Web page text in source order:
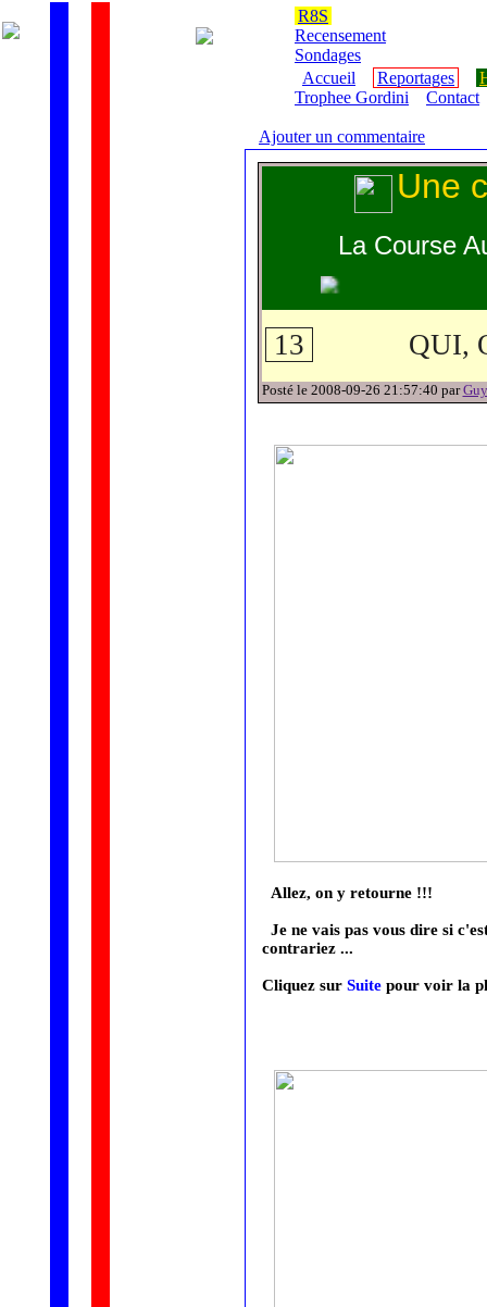
R8S
Recensement
Sondages
Accueil
Reportages
Trophee Gordini
Contact
Ajouter un commentaire
Une
La Course
13 QUI,
Posté le 2008-09-26 21:57:40 parGuy
Allez, on y retourne !!!
Je ne vais pas vous dire si
contrariez ...
Cliquez sur Suitepour voir la